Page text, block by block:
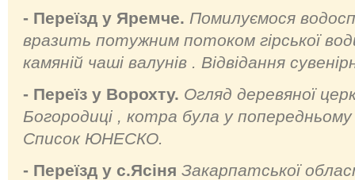
- Переїзд у Яремче. Помилуємося
вразить потужним потоком гірської
камяній чаші валунів . Відвідання
- Переїз у Ворохту. Огляд деревяної
Богородиці , котра була у
Список ЮНЕСКО.
- Переїзд у с.Ясіня Закарпатської